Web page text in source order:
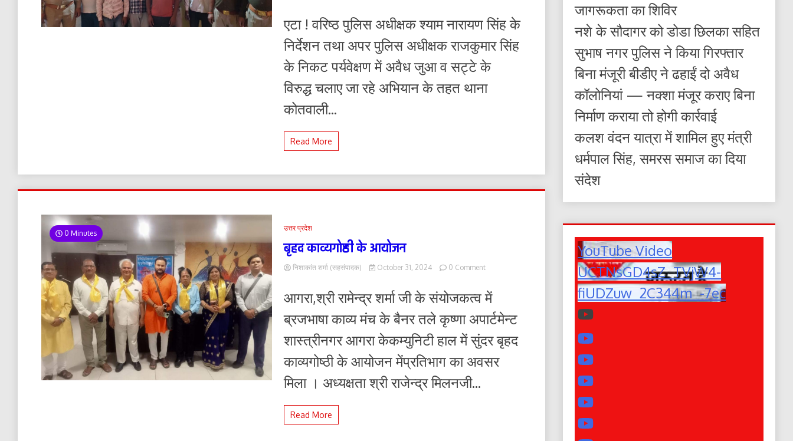
हुए
अभियुक्तों
5750
एटा ! वरिष्ठ पुलिस अधीक्षक श्याम नारायण सिंह के
निर्देशन तथा अपर पुलिस अधीक्षक राजकुमार सिंह
के निकट पर्यवेक्षण में अवैध जुआ व सट्टे के
विरुद्ध चलाए जा रहे अभियान के तहत थाना
कोतवाली...
Read More
0 Minutes
उत्तर प्रदेश
बृहद काव्यगोष्ठी के आयोजन
निशाकांत शर्मा (सहसंपादक) October 31, 2024 0 Commenton
काव्यगोष्ठी
के
आयोजन
आगरा,श्री रामेन्द्र शर्मा जी के संयोजकत्व में
ब्रजभाषा काव्य मंच के बैनर तले कृष्णा अपार्टमेन्ट
शास्त्रीनगर आगरा केकम्युनिटी हाल में सुंदर बृहद
काव्यगोष्ठी के आयोजन मेंप्रतिभाग का अवसर
मिला । अध्यक्षता श्री राजेन्द्र मिलनजी...
Read More
जागरूकता का शिविर
नशे के सौदागर को डोडा छिलका सहित
सुभाष नगर पुलिस ने किया गिरफ्तार
बिना मंजूरी बीडीए ने ढहाईं दो अवैध
कॉलोनियां — नक्शा मंजूर कराए बिना
निर्माण कराया तो होगी कार्रवाई
कलश वंदन यात्रा में शामिल हुए मंत्री
धर्मपाल सिंह, समरस समाज का दिया
संदेश
YouTube Video
UCTNsGD4sZ_TVjW4-
fiUDZuw_2C344m_-7ec